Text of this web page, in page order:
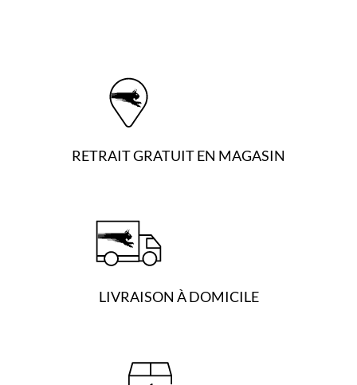
RETRAIT GRATUIT EN MAGASIN
LIVRAISON À DOMICILE